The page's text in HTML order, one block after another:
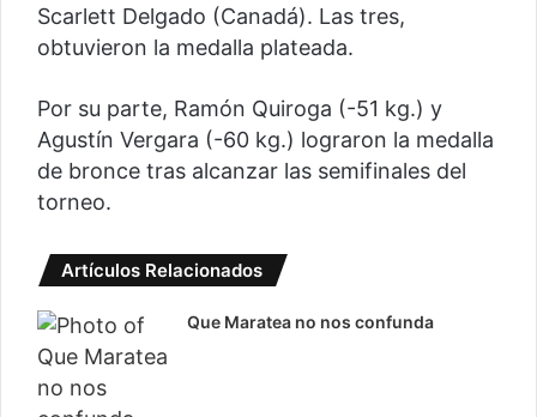
Scarlett Delgado (Canadá). Las tres,
obtuvieron la medalla plateada.
Por su parte, Ramón Quiroga (-51 kg.) y
Agustín Vergara (-60 kg.) lograron la medalla
de bronce tras alcanzar las semifinales del
torneo.
Artículos Relacionados
Que Maratea no nos confunda